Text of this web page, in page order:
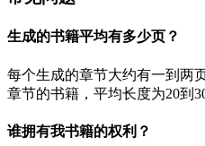
生成的书籍平均有多少页？
每个生成的章节大约有一到两
章节的书籍，平均长度为20到
谁拥有我书籍的权利？